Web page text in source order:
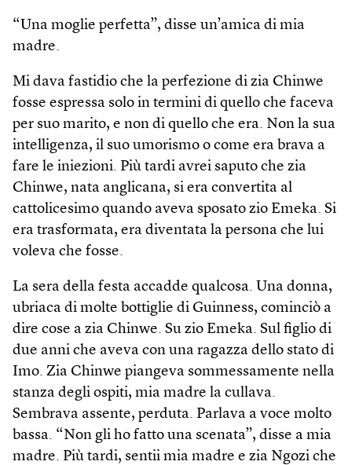
“Una moglie perfetta”, disse un’amica di mia
madre.
Mi dava fastidio che la perfezione di zia Chinwe
fosse espressa solo in termini di quello che faceva
per suo marito, e non di quello che era. Non la sua
intelligenza, il suo umorismo o come era brava a
fare le iniezioni. Più tardi avrei saputo che zia
Chinwe, nata anglicana, si era convertita al
cattolicesimo quando aveva sposato zio Emeka. Si
era trasformata, era diventata la persona che lui
voleva che fosse.
La sera della festa accadde qualcosa. Una donna,
ubriaca di molte bottiglie di Guinness, cominciò a
dire cose a zia Chinwe. Su zio Emeka. Sul figlio di
due anni che aveva con una ragazza dello stato di
Imo. Zia Chinwe piangeva sommessamente nella
stanza degli ospiti, mia madre la cullava.
Sembrava assente, perduta. Parlava a voce molto
bassa. “Non gli ho fatto una scenata”, disse a mia
madre. Più tardi, sentii mia madre e zia Ngozi che